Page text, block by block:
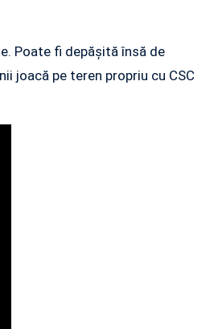
Poate fi depășită însă de
joacă pe teren propriu cu CSC